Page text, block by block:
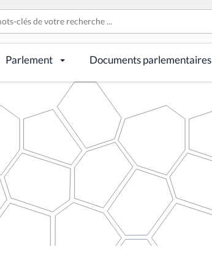
Parlement Documents parlementaires